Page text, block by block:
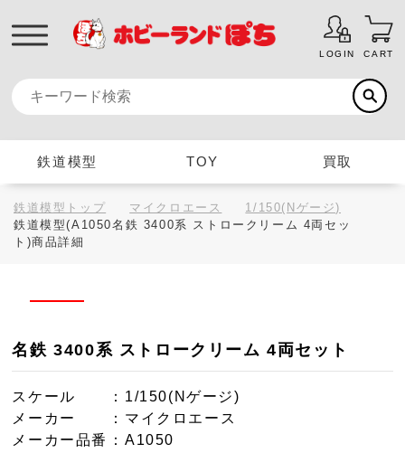
LOGIN CART
鉄道模型 TOY 買取
鉄道模型トップ マイクロエース
1/150(Nゲージ)
鉄道模型(A1050名鉄 3400系 ストロークリーム 4両セッ
ト)商品詳細
名鉄 3400系 ストロークリーム 4両セット
スケール
：1/150(Nゲージ)
メーカー
：マイクロエース
メーカー品番
：A1050